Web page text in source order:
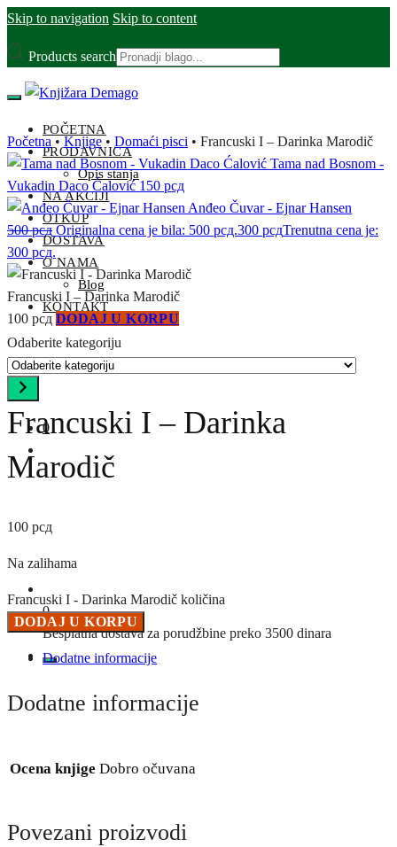
Skip to navigation Skip to content
Products search
POČETNA
PRODAVNICA
Opis stanja
NA AKCIJI
OTKUP
DOSTAVA
O NAMA
Blog
KONTAKT
Odaberite kategoriju
0
0
Besplatna dostava za porudžbine preko 3500 dinara
Početna • Knjige • Domaći pisci • Francuski I – Darinka Marodič
Tama nad Bosnom -
Vukadin Daco Ćalović 150 рсд
Anđeo Čuvar - Ejnar Hansen
500рсд Originalna cena je bila: 500 рсд.300 рсдTrenutna cena je:
300 рсд.
Francuski I – Darinka Marodič
100 рсд DODAJ U KORPU
Francuski I – Darinka
Marodič
100 рсд
Na zalihama
Francuski I - Darinka Marodič količina
DODAJ U KORPU
Dodatne informacije
Dodatne informacije
Ocena knjige Dobro očuvana
Povezani proizvodi